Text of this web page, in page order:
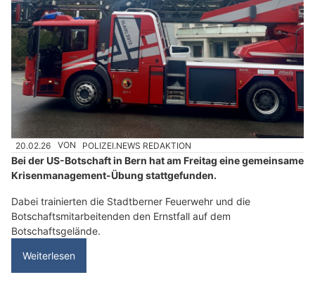
20.02.26 VON POLIZEI.NEWS REDAKTION
Bei der US-Botschaft in Bern hat am Freitag eine gemeinsame
Krisenmanagement-Übung stattgefunden.
Dabei trainierten die Stadtberner Feuerwehr und die
Botschaftsmitarbeitenden den Ernstfall auf dem
Botschaftsgelände.
Weiterlesen